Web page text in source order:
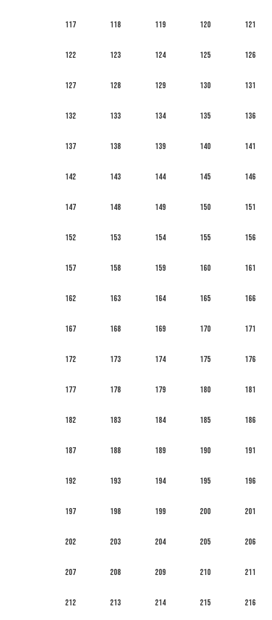
117 118 119 120 121
122 123 124 125 126
127 128 129 130 131
132 133 134 135 136
137 138 139 140 141
142 143 144 145 146
147 148 149 150 151
152 153 154 155 156
157 158 159 160 161
162 163 164 165 166
167 168 169 170 171
172 173 174 175 176
177 178 179 180 181
182 183 184 185 186
187 188 189 190 191
192 193 194 195 196
197 198 199 200 201
202 203 204 205 206
207 208 209 210 211
212 213 214 215 216